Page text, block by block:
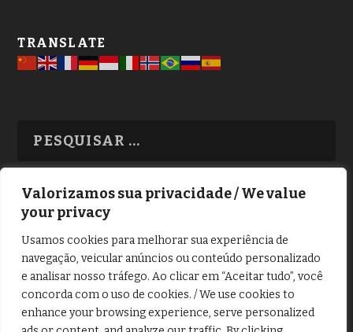
Valorizamos sua privacidade / We value
your privacy
Usamos cookies para melhorar sua experiência de
navegação, veicular anúncios ou conteúdo personalizado
e analisar nosso tráfego. Ao clicar em “Aceitar tudo”, você
concorda com o uso de cookies. / We use cookies to
enhance your browsing experience, serve personalized
TRANSLATE
TODAS OS ASSUNTOS